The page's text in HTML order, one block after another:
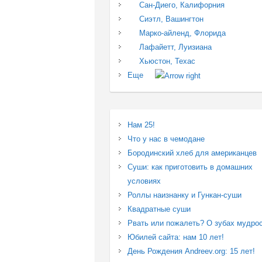
Сан-Диего, Калифорния
Сиэтл, Вашингтон
Марко-айленд, Флорида
Лафайетт, Луизиана
Хьюстон, Техас
Еще
Нам 25!
Что у нас в чемодане
Бородинский хлеб для американцев
Суши: как приготовить в домашних
условиях
Роллы наизнанку и Гункан-суши
Квадратные суши
Рвать или пожалеть? О зубах
Юбилей сайта: нам 10 лет!
День Рождения Andreev.org: 15 лет!